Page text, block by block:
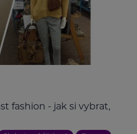
fashion - jak si vybrat,